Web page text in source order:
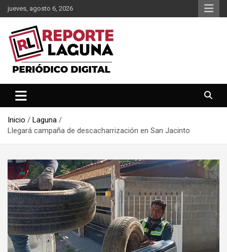
Saltar
al
contenido
jueves, agosto 6, 2026
Reporte Laguna
Inicio
Laguna
Llegará campaña de descacharrización en San Jacinto